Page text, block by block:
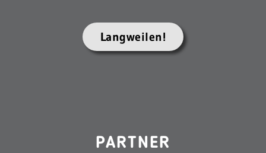
Langweilen!
PARTNER